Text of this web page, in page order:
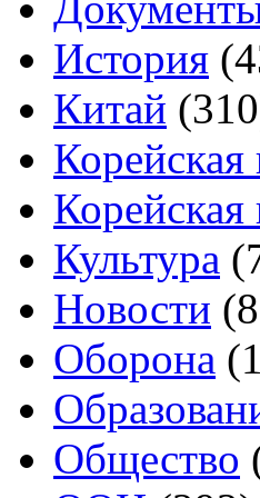
История
Китай
Корейская
Корейская
Культура
Новости
Оборона
Общество